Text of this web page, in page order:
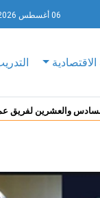
06 أغسطس 2026 ، الخميس
والعشرين لفريق